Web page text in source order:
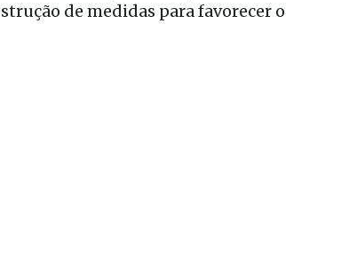
de medidas para favorecer o